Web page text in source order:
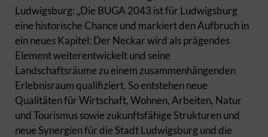
Ludwigsburg: „Die BUGA 2043 ist für Ludwigsburg
eine historische Chance und markiert den Aufbruch in
ein neues Kapitel: Der Neckar wird als prägendes
Element weiterentwickelt und seine
Landschaftsräume zu einem zusammenhängenden
Erlebnisraum qualifiziert. So entstehen neue
Qualitäten für Wirtschaft, Wohnen, Arbeiten, Natur
und Tourismus sowie zukunftsfähige Strukturen und
neue Synergien für die Stadt Ludwigsburg und die